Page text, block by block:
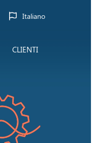
Italiano
CLIENTI